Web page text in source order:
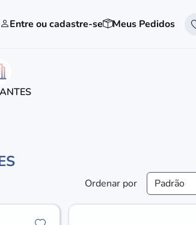
Entre ou cadastre-se Meus Pedidos
Ordenar por